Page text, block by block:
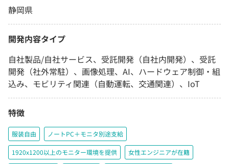
静岡県
開発内容タイプ
自社製品/自社サービス、受託開発（自社内開発）、受託
開発（社外常駐）、画像処理、AI、ハードウェア制御・組
込み、モビリティ関連（自動運転、交通関連）、IoT
特徴
服装自由 ノートPC＋モニタ別途支給
1920x1200以上のモニター環境を提供 女性エンジニアが在籍